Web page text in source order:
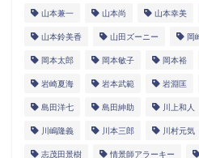
山本兼一 山本尚 山本幸美
山本鈴美香 山田ズーニー 岡
岡本太郎 岡本敏子 岡本裕
岩崎夏海 岩本武範 岩淵匡
島田洋七 島田紳助 川上和人
川嶋隆義 川本三郎 川村元気
志茂田景樹 情景師アラーキー